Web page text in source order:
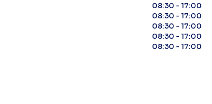
08:30 - 17:00
08:30 - 17:00
08:30 - 17:00
08:30 - 17:00
08:30 - 17:00